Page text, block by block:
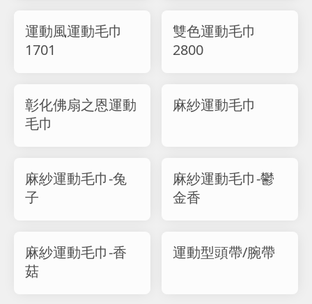
運動風運動毛巾
1701
雙色運動毛巾
2800
彰化佛扇之恩運動
毛巾
麻紗運動毛巾
麻紗運動毛巾-兔
子
麻紗運動毛巾-鬱
金香
麻紗運動毛巾-香
菇
運動型頭帶/腕帶